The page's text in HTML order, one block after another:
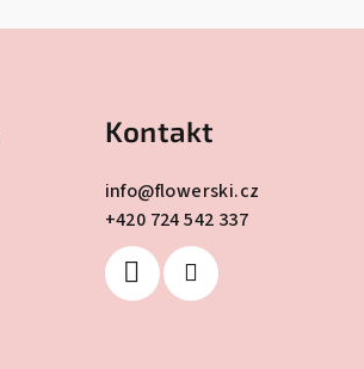
Kontakt
info@flowerski.cz
+420 724 542 337